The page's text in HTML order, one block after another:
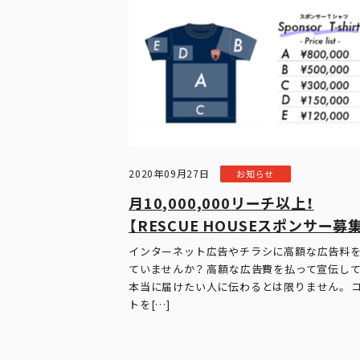
2020年09月27日 お知らせ
月10,000,000リーチ以上！
【RESCUE HOUSEスポンサー募集
インターネット広告やチラシに高額な広告料
ていませんか？ 高額な広告費を払って宣伝して
本当に届けたい人に伝わるとは限りません。
トを[…]